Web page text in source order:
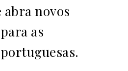
abra novos
as